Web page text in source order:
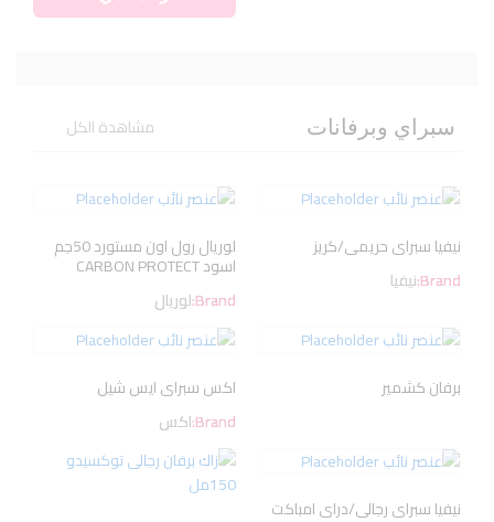
سبراي وبرفانات مشاهدة الكل
نيفيا سبراى حريمى/كريز
Brand:نيفيا
لوريال رول اون مستورد 50جم
اسود CARBON PROTECT
Brand:لوريال
برفان كشمير
اكس سبراى ايس شيل
Brand:اكس
نيفيا سبراى رجالى/دراى امباكت